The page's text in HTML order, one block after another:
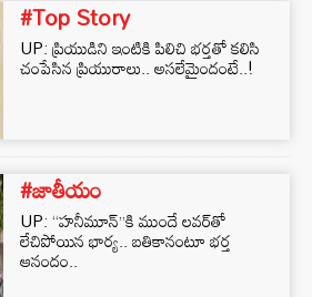
#Top Story
UP: ప్రియుడిని ఇంటికి పిలిచి భర్తతో కలిసి
చంపేసిన ప్రియురాలు.. అసలేమైందంటే..!
#జాతీయం
UP: “హనీమూన్‌”కి ముందే లవర్‌తో
లేచిపోయిన భార్య.. బతికానంటూ భర్త
ఆనందం..